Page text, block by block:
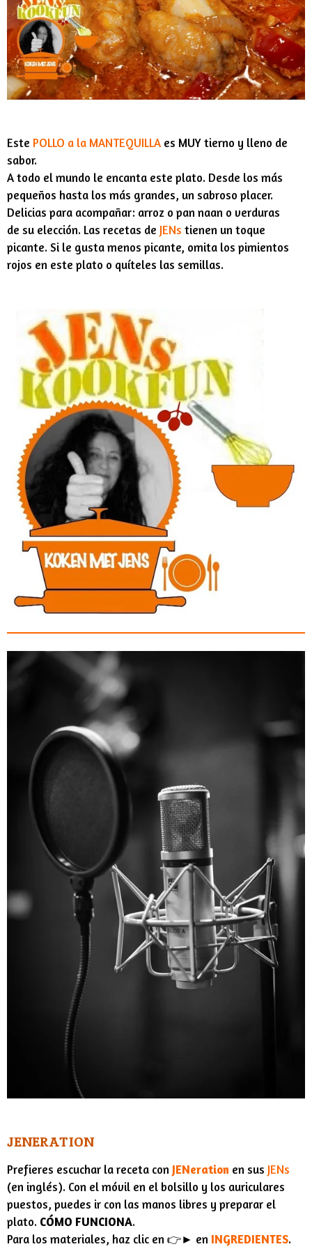
Este POLLO a la MANTEQUILLA es MUY tierno y lleno de
sabor.
A todo el mundo le encanta este plato. Desde los más
pequeños hasta los más grandes, un sabroso placer.
Delicias para acompañar: arroz o pan naan o verduras
de su elección. Las recetas de JENs tienen un toque
picante. Si le gusta menos picante, omita los pimientos
rojos en este plato o quíteles las semillas.
JENERATION
Prefieres escuchar la receta con JENeration en sus JENs
(en inglés). Con el móvil en el bolsillo y los auriculares
puestos, puedes ir con las manos libres y preparar el
plato. CÓMO FUNCIONA.
Para los materiales, haz clic en 👉► en INGREDIENTES.